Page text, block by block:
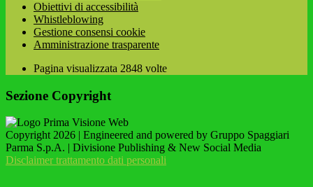
Obiettivi di accessibilità
Whistleblowing
Gestione consensi cookie
Amministrazione trasparente
Pagina visualizzata 2848 volte
Sezione Copyright
Copyright 2026 | Engineered and powered by Gruppo Spaggiari
Parma S.p.A. | Divisione Publishing & New Social Media
Disclaimer trattamento dati personali